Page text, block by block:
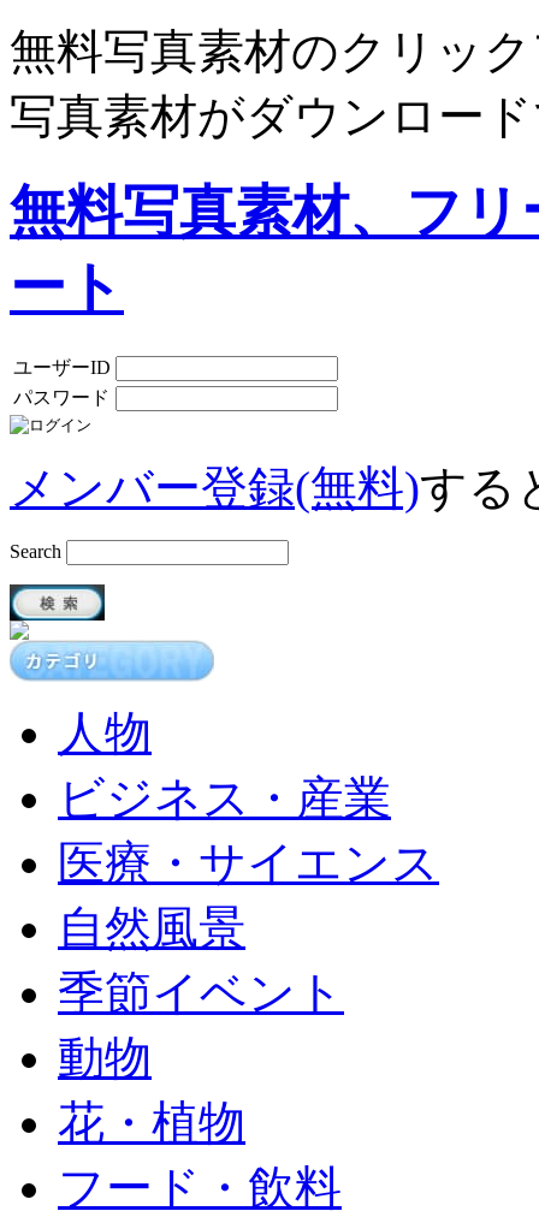
無料写真素材のクリッ
写真素材がダウンロー
無料写真素材、フ
ート
ユーザーID
パスワード
メンバー登録(無料)する
Search
人物
ビジネス・産業
医療・サイエンス
自然風景
季節イベント
動物
花・植物
フード・飲料